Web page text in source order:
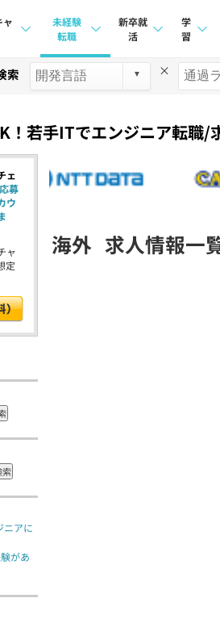
ャ
ジェント
未経験
転職
求人検索
新卒就
活
求人検索
インターン
新卒エージェント
インタビュー
学
習
講座
ナレ
プラン
索 ×
！若手ITでエンジニア転職/
海外 求人情報一
ェ
募
ウ
ャ
定
ニアに
があ